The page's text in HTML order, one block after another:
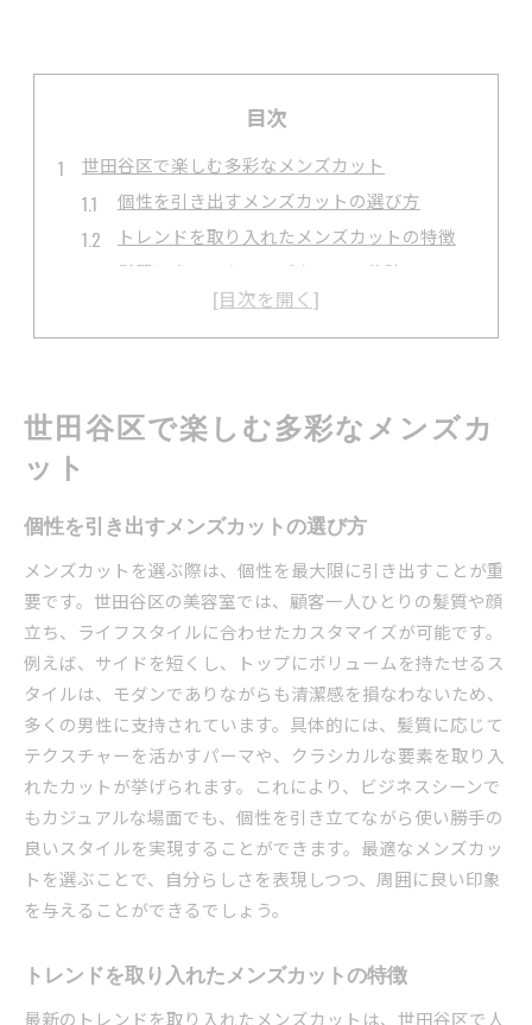
目次
世田谷区で楽しむ多彩なメンズカット
個性を引き出すメンズカットの選び方
トレンドを取り入れたメンズカットの特徴
髪質に合わせたメンズカットの秘訣
ライフスタイルに合うメンズカット提案
専門家が教えるメンズカットの注意点
神津島村で見つける最新メンズカット
神津島村で人気のメンズカットスタイル
地元で話題のメンズカット技術
今注目のメンズカットデザイン
神津島村で探す理想のメンズカット
地域性を活かしたメンズカットの魅力
メンズカットのトレンドを世田谷区で追う
トレンドを押さえたメンズカットのポイント
世田谷区で見つける最新のメンズカット
流行を反映したメンズカットの方法
世田谷区で話題のメンズカット事情
おしゃれメンズ必見のカット技術
トレンドに敏感なメンズカットの選び方
世田谷区の魅力的なメンズカットスタイル
魅力を引き立てるメンズカットの秘密
個性が光るメンズカットの選び方
世田谷区で楽しむ多彩なメンズカ
ット
個性を引き出すメンズカットの選び方
メンズカットを選ぶ際は、個性を最大限に引き出すことが重
要です。世田谷区の美容室では、顧客一人ひとりの髪質や顔
立ち、ライフスタイルに合わせたカスタマイズが可能です。
例えば、サイドを短くし、トップにボリュームを持たせるス
タイルは、モダンでありながらも清潔感を損なわないため、
多くの男性に支持されています。具体的には、髪質に応じて
テクスチャーを活かすパーマや、クラシカルな要素を取り入
れたカットが挙げられます。これにより、ビジネスシーンで
もカジュアルな場面でも、個性を引き立てながら使い勝手の
良いスタイルを実現することができます。最適なメンズカッ
トを選ぶことで、自分らしさを表現しつつ、周囲に良い印象
を与えることができるでしょう。
トレンドを取り入れたメンズカットの特徴
最新のトレンドを取り入れたメンズカットは、世田谷区で人